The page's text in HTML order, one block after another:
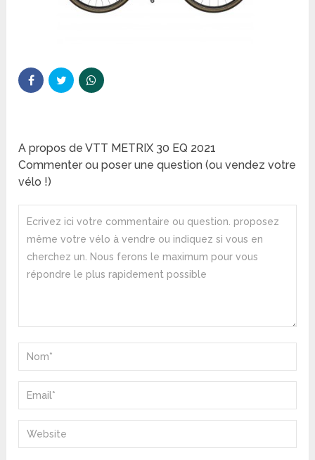
A propos de VTT METRIX 30 EQ 2021
Commenter ou poser une question (ou vendez votre
vélo !)